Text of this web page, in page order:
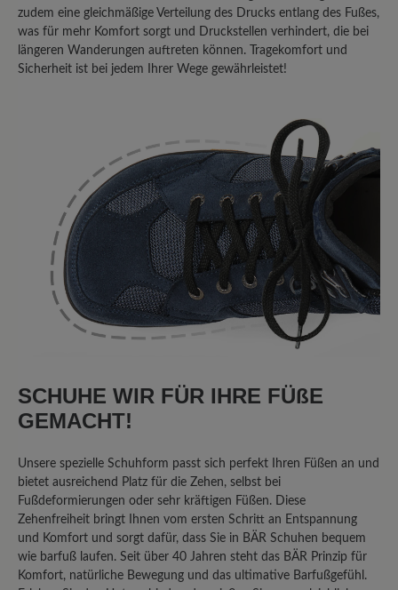
der Schuh jetzt noch aus Vollleder wäre
dann wäre es der wirklich perfekte
Barfußwanderschuh für mich. Achja und
von Bär ist ja aus Leder aber den finde
7. Januar 2024 16:30
Bewertung mit 5 von 5 Sternen
Bequemer Laufschuh
Ich suchte einen guten Laufschuh für
Dieser Schuh ist sehr bequem, der Fuß
hat Platz. Ich bin an sich sehr zufrieden
damit. Leider kommt dann doch
der Schuh nicht als wasserdicht
beworben wurde, sondern nur als
wasserabweisend. Insofern kann ich
sagen: alles TOP
zudem eine gleichmäßige Verteilung des Drucks entlang des Fußes,
was für mehr Komfort sorgt und Druckstellen verhindert, die bei
längeren Wanderungen auftreten können. Tragekomfort und
Sicherheit ist bei jedem Ihrer Wege gewährleistet!
SCHUHE WIR FÜR IHRE FÜßE
GEMACHT!
Unsere spezielle Schuhform passt sich perfekt Ihren Füßen an und
bietet ausreichend Platz für die Zehen, selbst bei
Fußdeformierungen oder sehr kräftigen Füßen. Diese
Zehenfreiheit bringt Ihnen vom ersten Schritt an Entspannung
und Komfort und sorgt dafür, dass Sie in BÄR Schuhen bequem
wie barfuß laufen. Seit über 40 Jahren steht das BÄR Prinzip für
Komfort, natürliche Bewegung und das ultimative Barfußgefühl.